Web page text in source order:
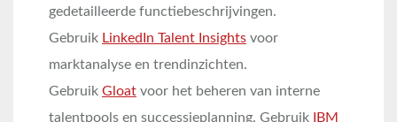
gedetailleerde functiebeschrijvingen.
Gebruik LinkedIn Talent Insights voor
marktanalyse en trendinzichten.
Gebruik Gloat voor het beheren van interne
talentpools en successieplanning. Gebruik
IBM